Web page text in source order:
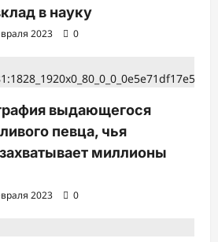
в науку
2023 0
выдающегося
певца, чья
миллионы
2023
0